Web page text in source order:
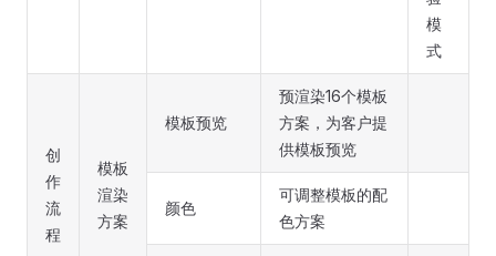
模
式
创
作
流
程
模板
渲染
方案
模板预览
预渲染16个模板
方案，为客户提
供模板预览
颜色
可调整模板的配
色方案